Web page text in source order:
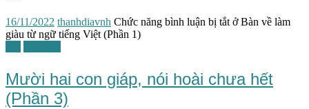
16/11/2022 thanhdiavnh Chức năng bình luận bị tắt ở Bàn về làm
giàu từ ngữ tiếng Việt (Phần 1)
Mười hai con giáp, nói hoài chưa hết
(Phần 3)